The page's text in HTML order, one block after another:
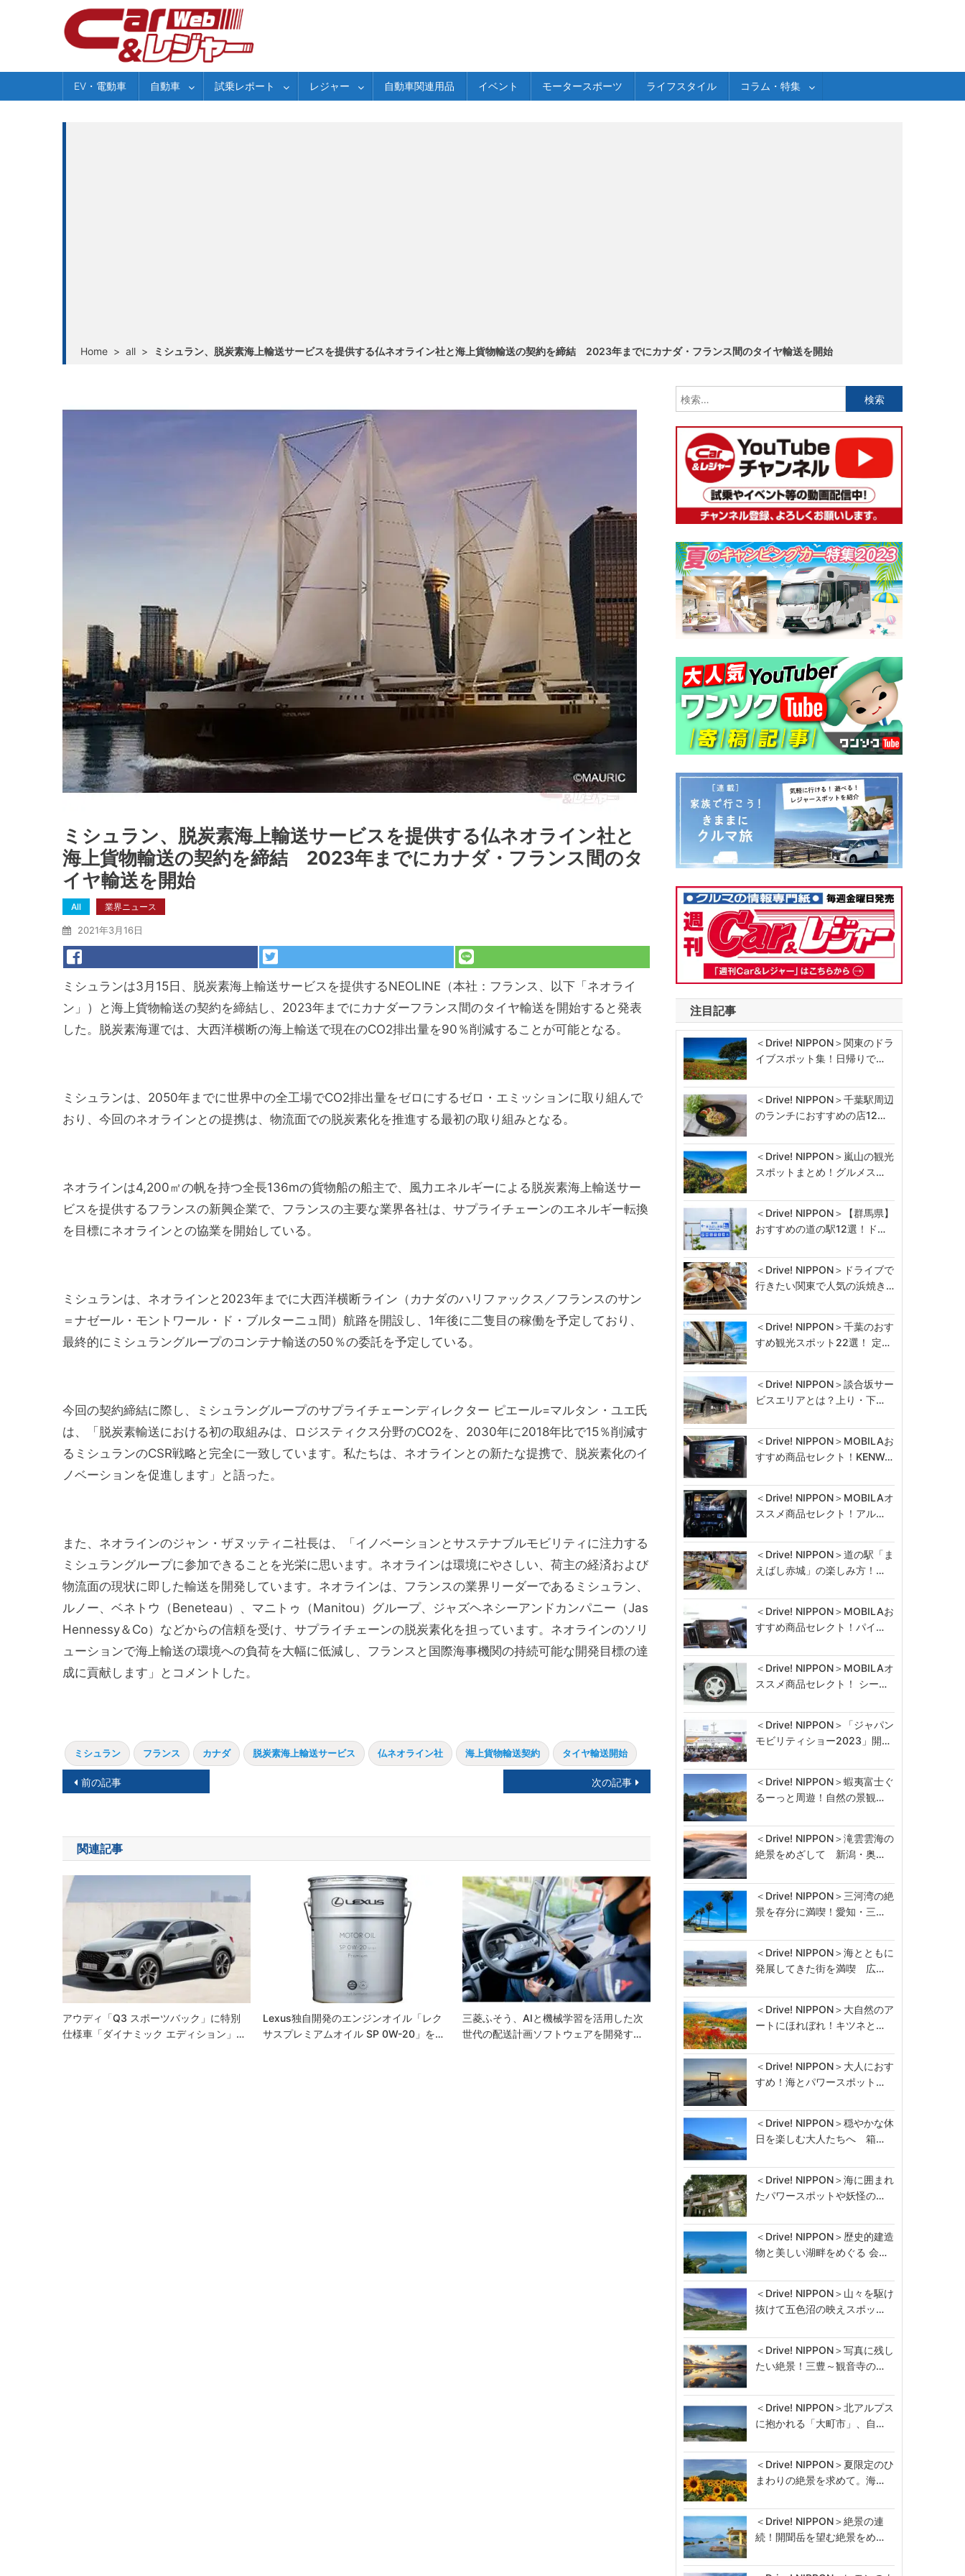
EV・電動車 自動車 試乗レポート レジャー 自動車関連用品 イベント モータースポーツ ライフスタイル コラム・特集
Home > all > ミシュラン、脱炭素海上輸送サービスを提供する仏ネオライン社と海上貨物輸送の契約を締結 2023年までにカナダ・フランス間のタイヤ輸送を開始
ミシュラン、脱炭素海上輸送サービスを提供する仏ネオライン社と
海上貨物輸送の契約を締結 2023年までにカナダ・フランス間のタ
イヤ輸送を開始
All 業界ニュース
2021年3月16日
ミシュランは3月15日、脱炭素海上輸送サービスを提供するNEOLINE（本社：フランス、以下「ネオライ
ン」）と海上貨物輸送の契約を締結し、2023年までにカナダーフランス間のタイヤ輸送を開始すると発表
した。脱炭素海運では、大西洋横断の海上輸送で現在のCO2排出量を90％削減することが可能となる。
ミシュランは、2050年までに世界中の全工場でCO2排出量をゼロにするゼロ・エミッションに取り組んで
おり、今回のネオラインとの提携は、物流面での脱炭素化を推進する最初の取り組みとなる。
ネオラインは4,200㎡の帆を持つ全長136mの貨物船の船主で、風力エネルギーによる脱炭素海上輸送サー
ビスを提供するフランスの新興企業で、フランスの主要な業界各社は、サプライチェーンのエネルギー転換
を目標にネオラインとの協業を開始している。
ミシュランは、ネオラインと2023年までに大西洋横断ライン（カナダのハリファックス／フランスのサン
＝ナゼール・モントワール・ド・ブルターニュ間）航路を開設し、1年後に二隻目の稼働を予定しており、
最終的にミシュラングループのコンテナ輸送の50％の委託を予定している。
今回の契約締結に際し、ミシュラングループのサプライチェーンディレクター ピエール=マルタン・ユエ氏
は、「脱炭素輸送における初の取組みは、ロジスティクス分野のCO2を、2030年に2018年比で15％削減す
るミシュランのCSR戦略と完全に一致しています。私たちは、ネオラインとの新たな提携で、脱炭素化のイ
ノベーションを促進します」と語った。
また、ネオラインのジャン・ザヌッティニ社長は、「イノベーションとサステナブルモビリティに注力する
ミシュラングループに参加できることを光栄に思います。ネオラインは環境にやさしい、荷主の経済および
物流面の現状に即した輸送を開発しています。ネオラインは、フランスの業界リーダーであるミシュラン、
ルノー、ベネトウ（Beneteau）、マニトゥ（Manitou）グループ、ジャズヘネシーアンドカンパニー（Jas
Hennessy＆Co）などからの信頼を受け、サプライチェーンの脱炭素化を担っています。ネオラインのソリ
ューションで海上輸送の環境への負荷を大幅に低減し、フランスと国際海事機関の持続可能な開発目標の達
成に貢献します」とコメントした。
ミシュラン フランス カナダ 脱炭素海上輸送サービス 仏ネオライン社 海上貨物輸送契約 タイヤ輸送開始
投
ナ
ビ
ゲ
シ
ョ
ン
前の記事 次の記事
関連記事
アウディ「Q3 スポーツバック」に特別
仕様車「ダイナミック エディション」…
Lexus独自開発のエンジンオイル「レク
サスプレミアムオイル SP 0W-20」を…
三菱ふそう、AIと機械学習を活用した次
世代の配送計画ソフトウェアを開発す…
索:
注目記事
＜Drive! NIPPON＞関東のドラ
イブスポット集！日帰りで…
＜Drive! NIPPON＞千葉駅周辺
のランチにおすすめの店12…
＜Drive! NIPPON＞嵐山の観光
スポットまとめ！グルメス…
＜Drive! NIPPON＞【群馬県】
おすすめの道の駅12選！ド…
＜Drive! NIPPON＞ドライブで
行きたい関東で人気の浜焼き…
＜Drive! NIPPON＞千葉のおす
すめ観光スポット22選！ 定…
＜Drive! NIPPON＞談合坂サー
ビスエリアとは？上り・下…
＜Drive! NIPPON＞MOBILAお
すすめ商品セレクト！KENW…
＜Drive! NIPPON＞MOBILAオ
ススメ商品セレクト！アル…
＜Drive! NIPPON＞道の駅「ま
えばし赤城」の楽しみ方！…
＜Drive! NIPPON＞MOBILAお
すすめ商品セレクト！パイ…
＜Drive! NIPPON＞MOBILAオ
ススメ商品セレクト！ シー…
＜Drive! NIPPON＞「ジャパン
モビリティショー2023」開…
＜Drive! NIPPON＞蝦夷富士ぐ
るーっと周遊！自然の景観…
＜Drive! NIPPON＞滝雲雲海の
絶景をめざして 新潟・奥…
＜Drive! NIPPON＞三河湾の絶
景を存分に満喫！愛知・三…
＜Drive! NIPPON＞海とともに
発展してきた街を満喫 広…
＜Drive! NIPPON＞大自然のア
ートにほれぼれ！キツネと…
＜Drive! NIPPON＞大人におす
すめ！海とパワースポット…
＜Drive! NIPPON＞穏やかな休
日を楽しむ大人たちへ 箱…
＜Drive! NIPPON＞海に囲まれ
たパワースポットや妖怪の…
＜Drive! NIPPON＞歴史的建造
物と美しい湖畔をめぐる 会…
＜Drive! NIPPON＞山々を駆け
抜けて五色沼の映えスポッ…
＜Drive! NIPPON＞写真に残し
たい絶景！三豊～観音寺の…
＜Drive! NIPPON＞北アルプス
に抱かれる「大町市」、自…
＜Drive! NIPPON＞夏限定のひ
まわりの絶景を求めて。海…
＜Drive! NIPPON＞絶景の連
続！開聞岳を望む絶景をめ…